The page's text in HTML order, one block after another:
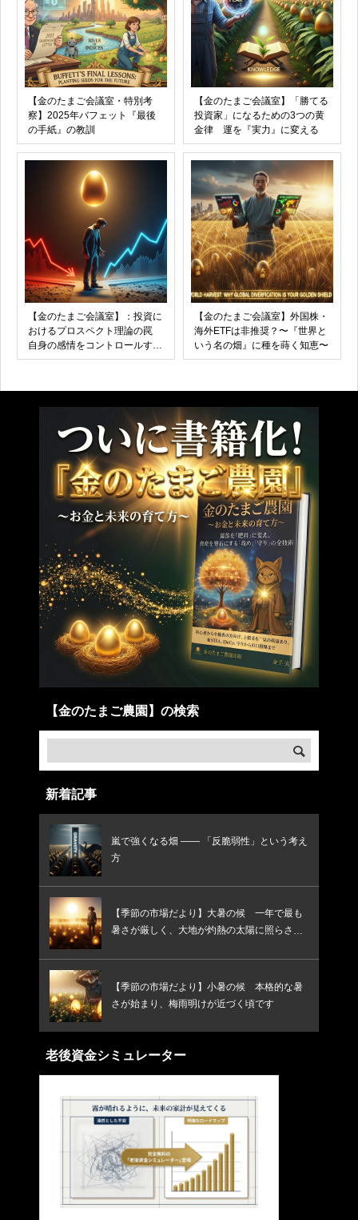
【金のたまご会議室・特別考
察】2025年バフェット『最後
の手紙』の教訓
【金のたまご会議室】「勝てる
投資家」になるための3つの黄
金律 運を『実力』に変える
【金のたまご会議室】：投資に
おけるプロスペクト理論の罠
自身の感情をコントロールする
術を身につける
【金のたまご会議室】外国株・
海外ETFは非推奨？〜『世界と
いう名の畑』に種を蒔く知恵〜
【金のたまご農園】の検索
新着記事
嵐で強くなる畑 —— 「反脆弱性」という考え
方
【季節の市場だより】大暑の候 一年で最も
暑さが厳しく、大地が灼熱の太陽に照らされ
【季節の市場だより】小暑の候 本格的な暑
さが始まり、梅雨明けが近づく頃です
老後資金シミュレーター